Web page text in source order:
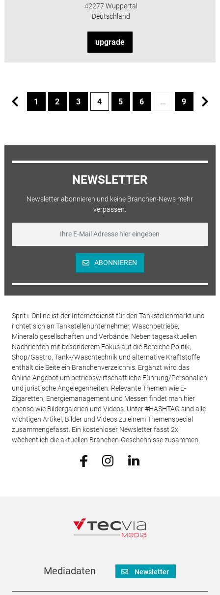
42277 Wuppertal
Deutschland
upgrade
1 2 3 4 5 6 … 9
NEWSLETTER
Newsletter abonnieren und keine Branchen-News mehr
verpassen.
ABONNIEREN
Sprit+ Online ist der Internetdienst für den Tankstellenmarkt und
richtet sich an Tankstellenunternehmer, Waschbetriebe,
Mineralölgesellschaften und Verbände. Neben tagesaktuellen
Nachrichten mit besonderem Fokus auf die Bereiche Politik,
Shop/Gastro, Tank-/Waschtechnik und alternative Kraftstoffe
enthält die Seite ein Branchenverzeichnis. Ergänzt wird das
Online-Angebot um betriebswirtschaftliche Führung/Personalien
und juristische Angelegenheiten. Relevante Themen wie E-
Zigaretten, Energiemanagement und Messen findet man hier
ebenso wie Bildergalerien und Videos. Unter #HASHTAG sind alle
wichtigen Artikel, Bilder und Videos zu einem Themenspecial
zusammengefasst. Ein kostenloser Newsletter fasst 2x
wöchentlich die aktuellen Branchen-Geschehnisse zusammen.
Mediadaten Newsletter